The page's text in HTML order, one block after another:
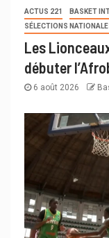
ACTUS 221 BASKET
SÉLECTIONS
Les
débuter
6 août 2026